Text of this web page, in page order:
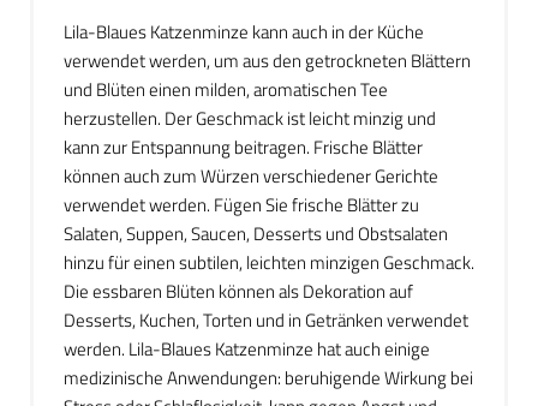
Lila-Blaues Katzenminze kann auch in der Küche
verwendet werden, um aus den getrockneten Blättern
und Blüten einen milden, aromatischen Tee
herzustellen. Der Geschmack ist leicht minzig und
kann zur Entspannung beitragen. Frische Blätter
können auch zum Würzen verschiedener Gerichte
verwendet werden. Fügen Sie frische Blätter zu
Salaten, Suppen, Saucen, Desserts und Obstsalaten
hinzu für einen subtilen, leichten minzigen Geschmack.
Die essbaren Blüten können als Dekoration auf
Desserts, Kuchen, Torten und in Getränken verwendet
werden. Lila-Blaues Katzenminze hat auch einige
medizinische Anwendungen: beruhigende Wirkung bei